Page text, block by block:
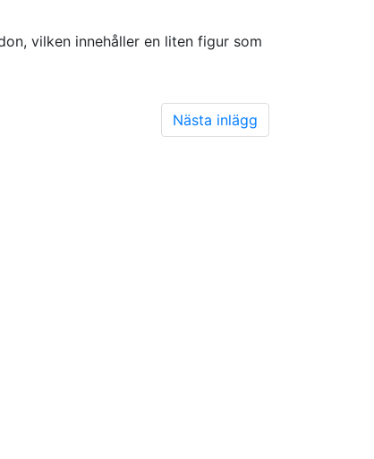
vilken innehåller en liten figur som
Nästa inlägg